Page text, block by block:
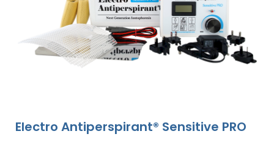
Electro Antiperspirant® Sensitive PRO